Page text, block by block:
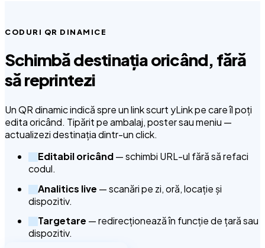
CODURI QR DINAMICE
Schimbă destinația oricând, fără
să reprintezi
Un QR dinamic indică spre un link scurt yLink pe care îl poți
edita oricând. Tipărit pe ambalaj, poster sau meniu —
actualizezi destinația dintr-un click.
Editabil oricând— schimbi URL-ul fără să refaci
codul.
Analitics live — scanări pe zi, oră, locație și
dispozitiv.
Targetare — redirecționează în funcție de țară sau
dispozitiv.